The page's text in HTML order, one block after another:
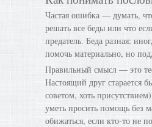
Частая ошибка — думать,
решать все беды или что
предатель. Беда разная:
помочь материально, но
Правильный смысл — это
Настоящий друг старается
советом, хоть
уметь просить помощь без
обижаться, если кто-то не